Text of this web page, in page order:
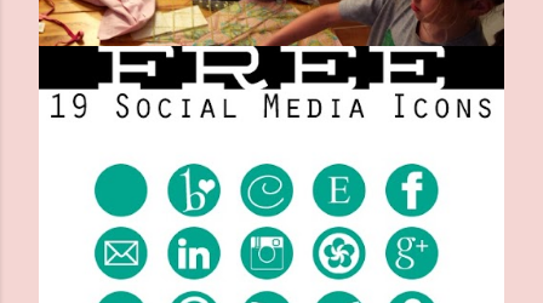
Juni 29, 2013
KINDER - NÄHKURS :)
2 Kommentare